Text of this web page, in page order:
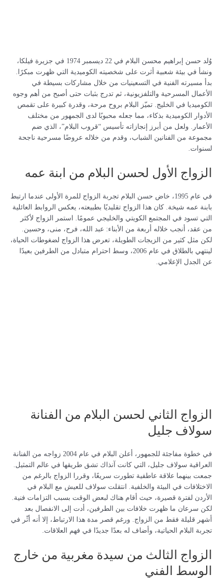
وُلد حسن إبراهيم محسن البلام في 22 ديسمبر 1974 في جزيرة فيلكا،
ونشأ في بيئة شعبية أثرت على شخصيته الكوميدية التي ظهرت مبكرًا.
بدأ مسيرته الفنية في التسعينيات من خلال مشاركات بسيطة في
الأعمال المسرحية والتلفزيونية، ثم تدرج بثبات حتى أصبح من أهم وجوه
الكوميديا في الخليج. تميّز البلام بروح مرحة، وقدرة كبيرة على تقمص
الأدوار الكوميدية بذكاء، مما جعله محبوبًا لدى الجمهور من مختلف
الأعمار. ولعل من أبرز إنجازاته تأسيس “قروب البلام”، الذي ضم
مجموعة من الفنانين الشباب، وقدم من خلاله عروضًا مسرحية ناجحة
لسنوات.
الزواج الأول لحسن البلام من ابنة عمه
في عام 1995، خاض حسن البلام تجربة الزواج للمرة الأولى عندما ارتبط
بابنة عمه شيخة. كان هذا الزواج تقليديًا بطبيعته، يعكس الروابط العائلية
التي تسود في المجتمع الكويتي والخليجي عمومًا. استمر الزواج لأكثر
من عقد، أنجب خلاله أربعة من الأبناء: عبد الله، فرح، منى، وحسين.
لكن مثل كثير من الزيجات الطويلة، تعرض هذا الزواج لضغوطات الحياة،
لينتهي بالطلاق في عام 2006، وسط احترام متبادل من الطرفين بعيدًا
عن الجدل الإعلامي.
الزواج الثاني لحسن البلام من الفنانة
سولاف جليل
في خطوة مفاجئة للجمهور، أعلن البلام في عام 2004 زواجه من الفنانة
العراقية سولاف جليل، التي كانت آنذاك تشق طريقها في عالم التمثيل.
جمعت بينهما علاقة عاطفية تطورت سريعًا، وقررا الزواج بالرغم من
الاختلافات في البيئة والخلفية. انتقلت سولاف للعيش مع البلام في
الأردن لفترة قصيرة، حيث أقام هناك لبعض الوقت بسبب التزامات فنية.
لكن سرعان ما ظهرت خلافات بين الطرفين، أدت إلى الانفصال بعد
أشهر قليلة فقط من الزواج. ورغم قصر مدة هذا الارتباط، إلا أنه أثّر في
تجربة البلام الحياتية، وأضاف له بعدًا جديدًا في فهم العلاقات.
الزواج الثالث من سيدة مغربية من خارج
الوسط الفني